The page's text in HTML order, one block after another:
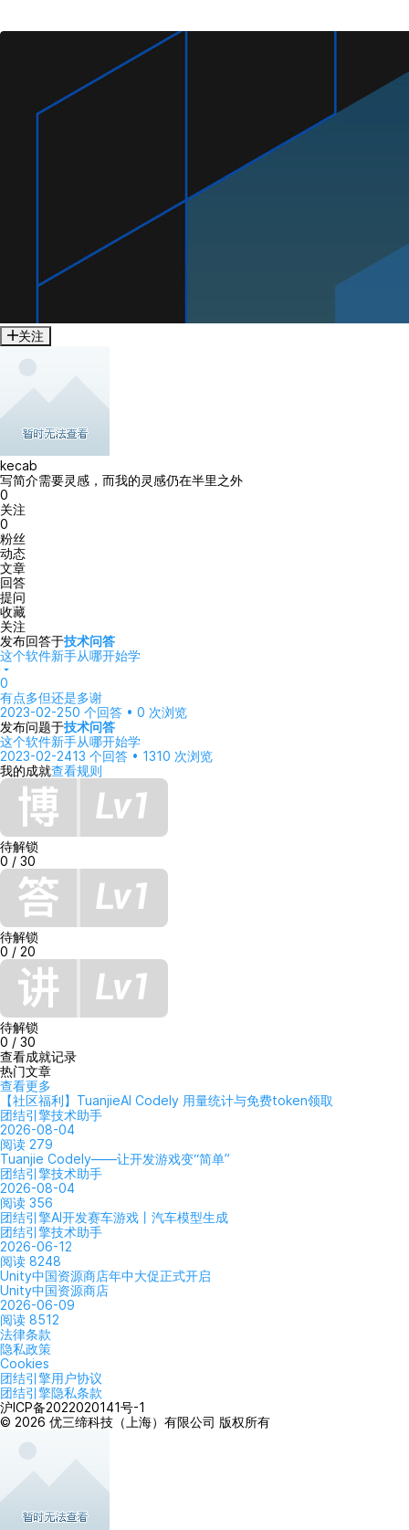
关注
kecab
写简介需要灵感，而我的灵感仍在半里之外
0
关注
0
粉丝
动态
文章
回答
提问
收藏
关注
发布回答于技术问答
这个软件新手从哪开始学
0
有点多但还是多谢
2023-02-250 个回答 • 0 次浏览
发布问题于技术问答
这个软件新手从哪开始学
2023-02-2413 个回答 • 1310 次浏览
我的成就查看规则
待解锁
0 / 30
待解锁
0 / 20
待解锁
0 / 30
查看成就记录
热门文章
查看更多
【社区福利】TuanjieAI Codely 用量统计与免费token领取
团结引擎技术助手
2026-08-04
阅读 279
Tuanjie Codely——让开发游戏变“简单”
团结引擎技术助手
2026-08-04
阅读 356
团结引擎AI开发赛车游戏丨汽车模型生成
团结引擎技术助手
2026-06-12
阅读 8248
Unity中国资源商店年中大促正式开启
Unity中国资源商店
2026-06-09
阅读 8512
法律条款
隐私政策
Cookies
团结引擎用户协议
团结引擎隐私条款
沪ICP备2022020141号-1
© 2026 优三缔科技（上海）有限公司 版权所有